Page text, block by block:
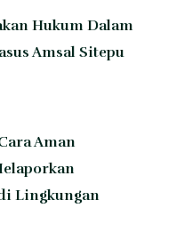
Hukum Dalam
Amsal Sitepu
Aman
Lingkungan